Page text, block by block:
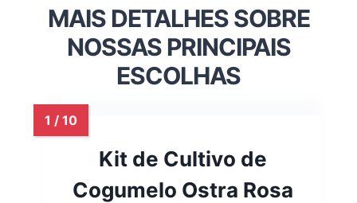
MAIS DETALHES SOBRE
NOSSAS PRINCIPAIS
ESCOLHAS
Kit de Cultivo de
Cogumelo Ostra Rosa